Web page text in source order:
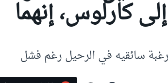
كارلوس، إنهما
سائقيه في الرحيل رغم فشل